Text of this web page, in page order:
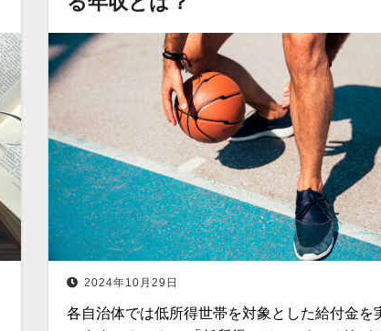
2024年10月29日
各自治体では低所得世帯を対象とした給付金を